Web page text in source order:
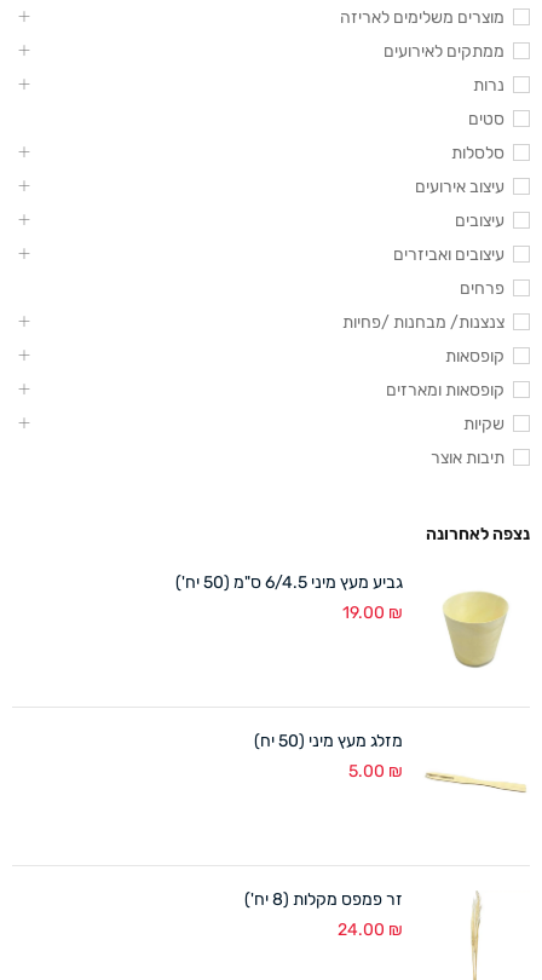
מוצרים משלימים לאריזה
ממתקים לאירועים
נרות
סטים
סלסלות
עיצוב אירועים
עיצובים
עיצובים ואביזרים
פרחים
צנצנות/ מבחנות /פחיות
קופסאות
קופסאות ומארזים
שקיות
תיבות אוצר
נצפה לאחרונה
גביע מעץ מיני 6/4.5 ס"מ (50 יח')
19.00 ₪
מזלג מעץ מיני (50 יח)
5.00 ₪
זר פמפס מקלות (8 יח')
24.00 ₪